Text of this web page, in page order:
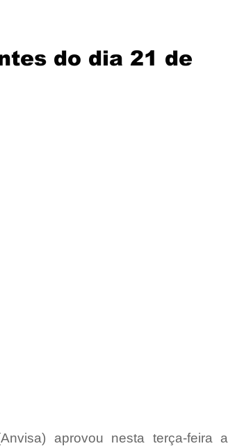
do dia 21 de
aprovou nesta terça-feira a